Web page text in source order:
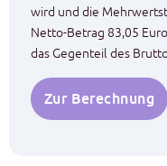
wird und die
Netto-Betrag 83,05
das Gegenteil des
Zur Berechnung